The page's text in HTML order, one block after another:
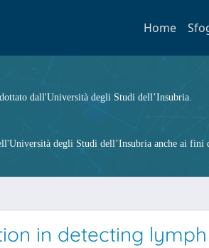
Home
dall'Università degli Studi dell’Insubria.
degli Studi dell’Insubria anche ai fini
in detecting